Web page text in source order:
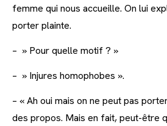
femme qui nous accueille. On lui
porter plainte.
– » Pour quelle motif ? »
– » Injures homophobes ».
– « Ah oui mais on ne peut pas
des propos. Mais en fait, peut-être